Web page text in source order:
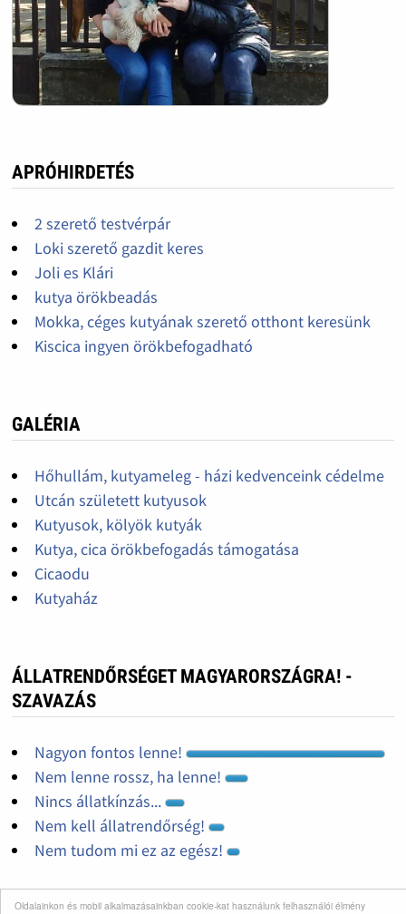
Oldalainkon és mobil alkalmazásainkban cookie-kat használunk felhasználói élmény
APRÓHIRDETÉS
2 szerető testvérpár
Loki szerető gazdit keres
Joli es Klári
kutya örökbeadás
Mokka, céges kutyának szerető otthont keresünk
Kiscica ingyen örökbefogadható
GALÉRIA
Hőhullám, kutyameleg - házi kedvenceink cédelme
Utcán született kutyusok
Kutyusok, kölyök kutyák
Kutya, cica örökbefogadás támogatása
Cicaodu
Kutyaház
ÁLLATRENDŐRSÉGET MAGYARORSZÁGRA! -
SZAVAZÁS
Nagyon fontos lenne!
Nem lenne rossz, ha lenne!
Nincs állatkínzás...
Nem kell állatrendőrség!
Nem tudom mi ez az egész!